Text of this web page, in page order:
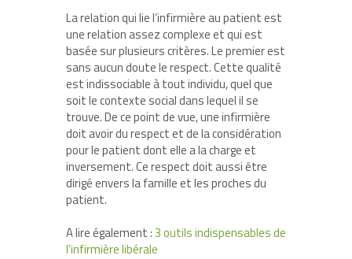
La relation qui lie l’infirmière au patient est
une relation assez complexe et qui est
basée sur plusieurs critères. Le premier est
sans aucun doute le respect. Cette qualité
est indissociable à tout individu, quel que
soit le contexte social dans lequel il se
trouve. De ce point de vue, une infirmière
doit avoir du respect et de la considération
pour le patient dont elle a la charge et
inversement. Ce respect doit aussi être
dirigé envers la famille et les proches du
patient.
A lire également :3 outils indispensables de
l’infirmière libérale